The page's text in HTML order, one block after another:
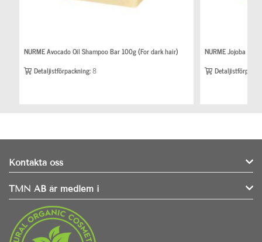
NURME Avocado Oil Shampoo Bar 100g (For dark hair)
Detaljistförpackning:8
NURME Jojoba Oil
Kontakta oss
TMN AB är medlem i